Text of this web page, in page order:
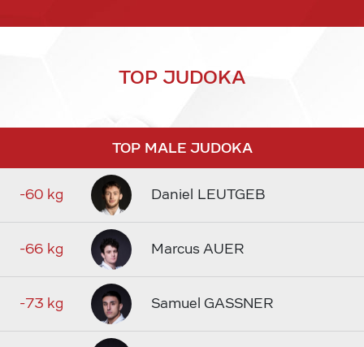
TOP JUDOKA
TOP MALE JUDOKA
-60 kg Daniel LEUTGEB
-66 kg Marcus AUER
-73 kg Samuel GASSNER